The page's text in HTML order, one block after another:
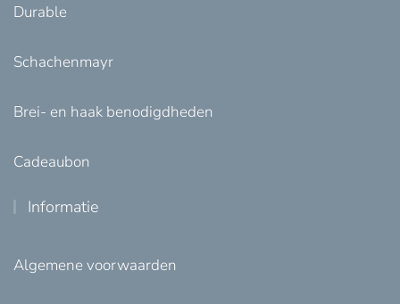
Durable
Schachenmayr
Brei- en haak benodigdheden
Cadeaubon
Informatie
Algemene voorwaarden